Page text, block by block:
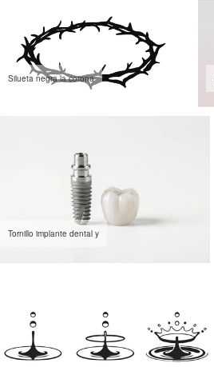
Silueta negra la corona
Tornillo implante dental y